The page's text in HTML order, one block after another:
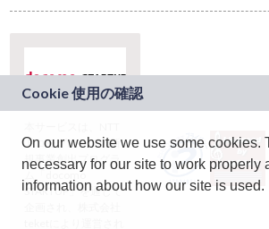
ドコモグループの新
規事業創出プログラ
ム「docomo
STARTUP」を通じて
On our website we use some cookies.
necessary for our site to work properly
information about how our site is used.